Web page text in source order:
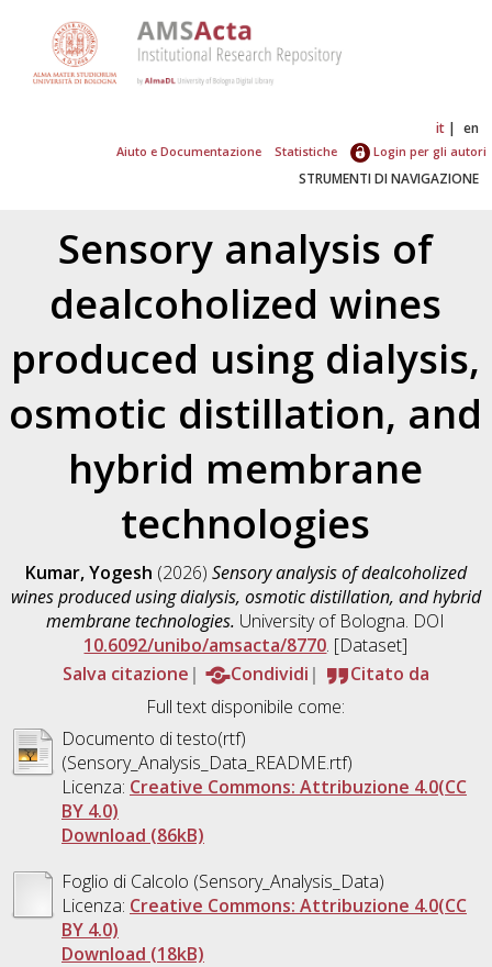
it en
Aiuto e Documentazione Statistiche Login per gli autori
STRUMENTI DI NAVIGAZIONE
Sensory analysis of
dealcoholized wines
produced using dialysis,
osmotic distillation, and
hybrid membrane
technologies
Kumar, Yogesh (2026) Sensory analysis of dealcoholized
wines produced using dialysis, osmotic distillation, and hybrid
membrane technologies. University of Bologna. DOI
10.6092/unibo/amsacta/8770. [Dataset]
Salva citazione
Condividi
Citato da
Full text disponibile come:
Documento di testo(rtf)
(Sensory_Analysis_Data_README.rtf)
Licenza: Creative Commons: Attribuzione 4.0(CC
BY 4.0)
Download (86kB)
Foglio di Calcolo (Sensory_Analysis_Data)
Licenza: Creative Commons: Attribuzione 4.0(CC
BY 4.0)
Download (18kB)